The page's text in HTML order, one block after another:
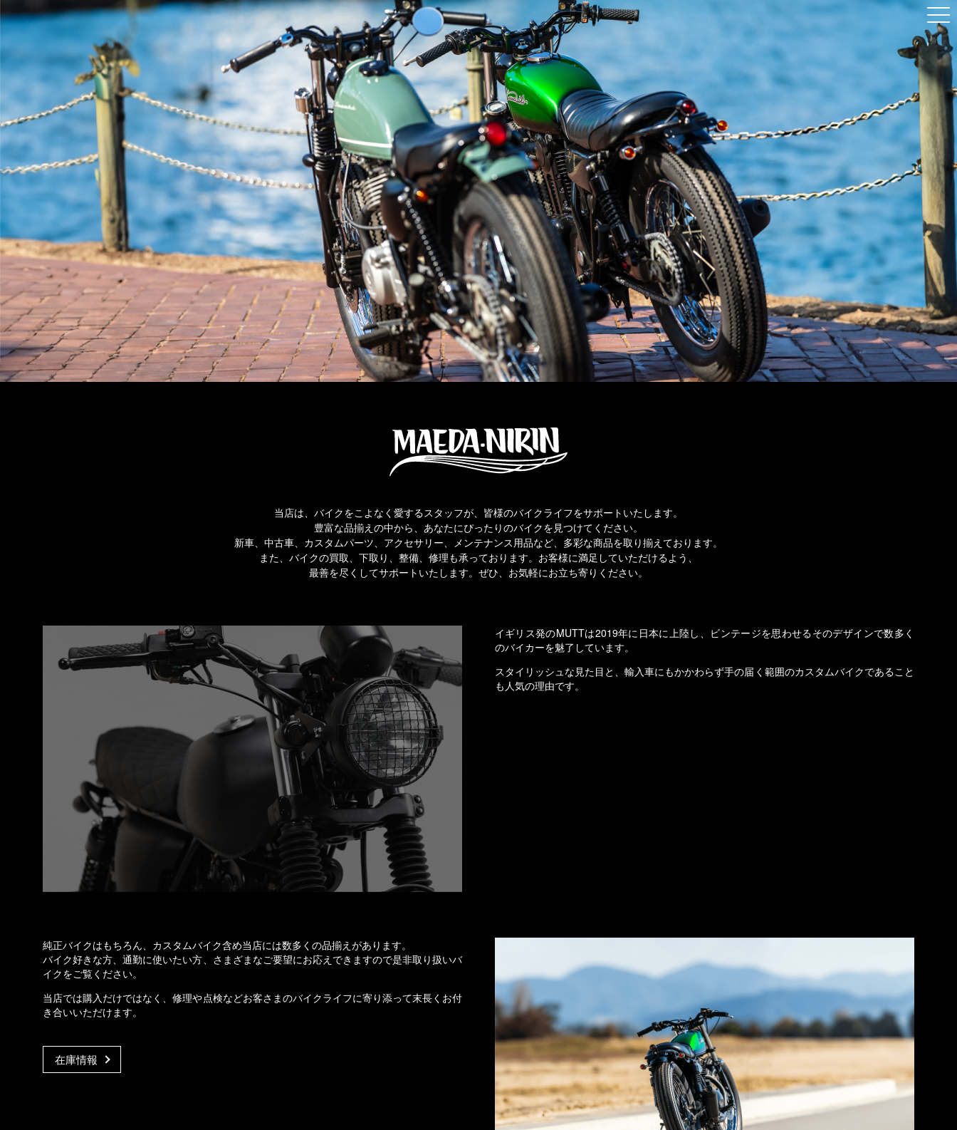
当店は、バイクをこよなく愛するスタッフが、皆様のバイクライフをサポートいたします。
豊富な品揃えの中から、あなたにぴったりのバイクを見つけてください。
新車、中古車、カスタムパーツ、アクセサリー、メンテナンス用品など、多彩な商品を取り揃えております。
また、バイクの買取、下取り、整備、修理も承っております。お客様に満足していただけるよう、
最善を尽くしてサポートいたします。ぜひ、お気軽にお立ち寄りください。
イギリス発のMUTTは2019年に日本に上陸し、ビンテージを思わせるそのデザインで数多く
のバイカーを魅了しています。
スタイリッシュな見た目と、輸入車にもかかわらず手の届く範囲のカスタムバイクであること
も人気の理由です。
純正バイクはもちろん、カスタムバイク含め当店には数多くの品揃えがあります。
バイク好きな方、通勤に使いたい方、さまざまなご要望にお応えできますので是非取り扱いバ
イクをご覧ください。
当店では購入だけではなく、修理や点検などお客さまのバイクライフに寄り添って末長くお付
き合いいただけます。
在庫情報